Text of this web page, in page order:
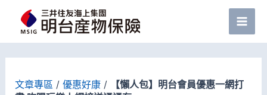
文章專區 / 優惠好康/
【懶人包】明台會員優惠一網打